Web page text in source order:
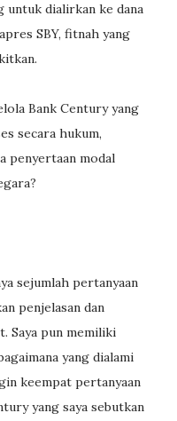
untuk dialirkan ke dana
SBY, fitnah yang
Bank Century yang
secara hukum,
penyertaan modal
sejumlah pertanyaan
penjelasan dan
Saya pun memiliki
yang dialami
keempat pertanyaan
yang saya sebutkan